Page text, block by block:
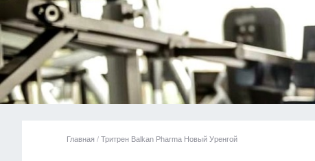
Главная / Тритрен Balkan Pharma Новый Уренгой